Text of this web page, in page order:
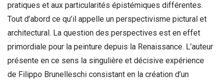
pratiques et aux particularités épistémiques différentes.
Tout d’abord ce qu’il appelle un perspectivisme pictural et
architectural. La question des perspectives est en effet
primordiale pour la peinture depuis la Renaissance. L’auteur
présente en ce sens la singulière et décisive expérience
de Filippo Brunelleschi consistant en la création d’un